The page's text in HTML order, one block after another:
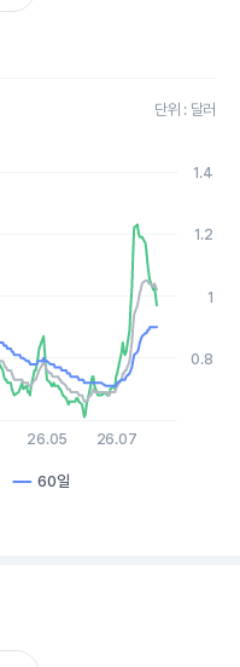
단위 : 달러
Time. Data ranges from
Data ranges from
60일
26.05 26.07
0.8
1
1.2
1.4